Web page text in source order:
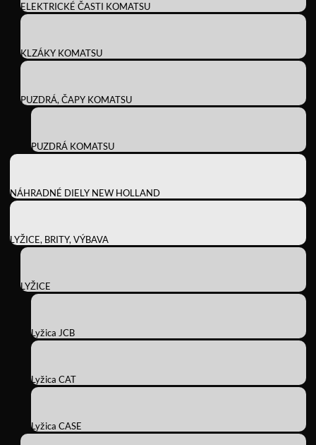
ELEKTRICKÉ ČASTI KOMATSU
KLZÁKY KOMATSU
PUZDRÁ, ČAPY KOMATSU
PUZDRÁ KOMATSU
NÁHRADNÉ DIELY NEW HOLLAND
LYŽICE, BRITY, VÝBAVA
LYŽICE
Lyžica JCB
Lyžica CAT
Lyžica CASE